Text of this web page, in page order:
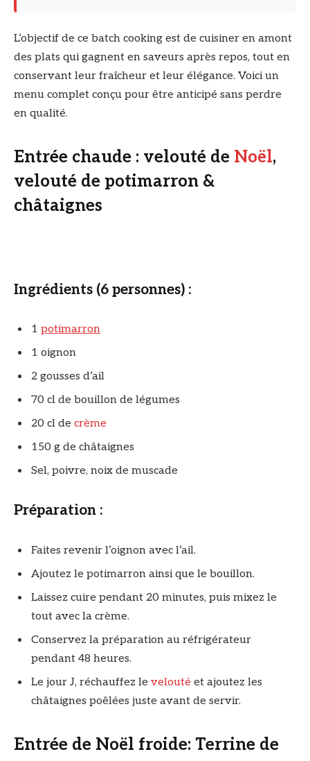
L’objectif de ce batch cooking est de cuisiner en amont
des plats qui gagnent en saveurs après repos, tout en
conservant leur fraîcheur et leur élégance. Voici un
menu complet conçu pour être anticipé sans perdre
en qualité.
Entrée chaude : velouté de Noël,
velouté de potimarron &
châtaignes
Ingrédients (6 personnes) :
1 potimarron
1 oignon
2 gousses d’ail
70 cl de bouillon de légumes
20 cl de crème
150 g de châtaignes
Sel, poivre, noix de muscade
Préparation :
Faites revenir l’oignon avec l’ail.
Ajoutez le potimarron ainsi que le bouillon.
Laissez cuire pendant 20 minutes, puis mixez le
tout avec la crème.
Conservez la préparation au réfrigérateur
pendant 48 heures.
Le jour J, réchauffez le velouté et ajoutez les
châtaignes poêlées juste avant de servir.
Entrée de Noël froide: Terrine de